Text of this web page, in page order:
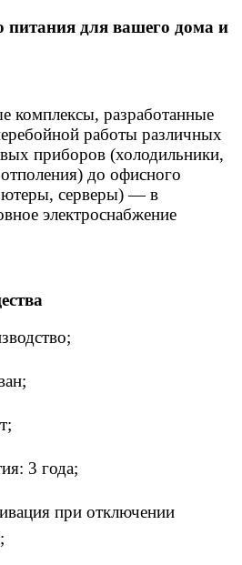
питания для вашего дома и
комплексы, разработанные
работы различных
приборов (холодильники,
до офисного
серверы) — в
электроснабжение
3 года;
при отключении